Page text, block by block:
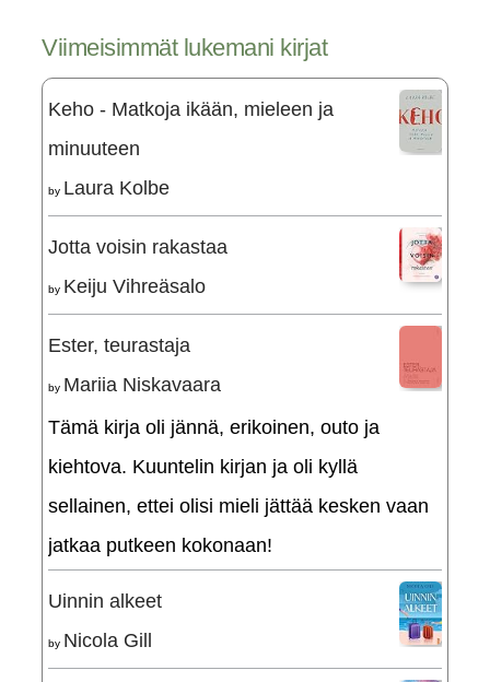
Viimeisimmät lukemani kirjat
Keho - Matkoja ikään, mieleen ja
minuuteen
by Laura Kolbe
Jotta voisin rakastaa
by Keiju Vihreäsalo
Ester, teurastaja
by Mariia Niskavaara
Tämä kirja oli jännä, erikoinen, outo ja
kiehtova. Kuuntelin kirjan ja oli kyllä
sellainen, ettei olisi mieli jättää kesken vaan
jatkaa putkeen kokonaan!
Uinnin alkeet
by Nicola Gill